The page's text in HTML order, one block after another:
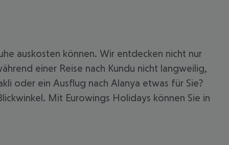
auskosten können. Wir entdecken nicht nur
einer Reise nach Kundu nicht langweilig,
oder ein Ausflug nach Alanya etwas für Sie?
Mit Eurowings Holidays können Sie in
akzeptieren